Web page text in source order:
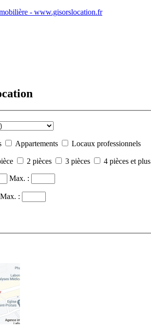
- www.gisorslocation.fr
Appartements Locaux professionnels
2 pièces 3 pièces 4 pièces et plus
Max. :
Max. :